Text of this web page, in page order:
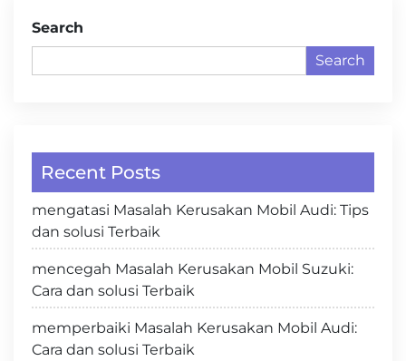
Search
Search
Recent Posts
mengatasi Masalah Kerusakan Mobil Audi: Tips
dan solusi Terbaik
mencegah Masalah Kerusakan Mobil Suzuki:
Cara dan solusi Terbaik
memperbaiki Masalah Kerusakan Mobil Audi:
Cara dan solusi Terbaik